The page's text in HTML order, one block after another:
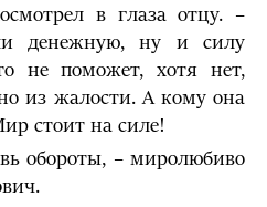
в глаза отцу. –
денежную, ну и силу
не поможет, хотя нет,
из жалости. А кому она
стоит на силе!
обороты, – миролюбиво